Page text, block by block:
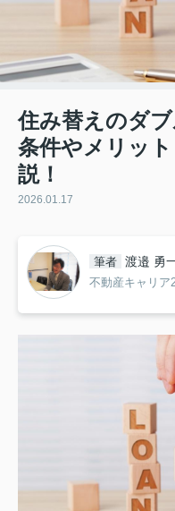
住み替えのダ
条件やメリッ
説！
2026.01.17
筆者 渡邉 勇
不動産キャリア